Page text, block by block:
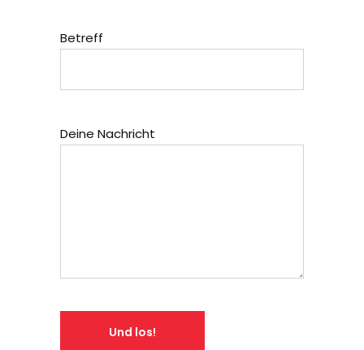
Betreff
Deine Nachricht